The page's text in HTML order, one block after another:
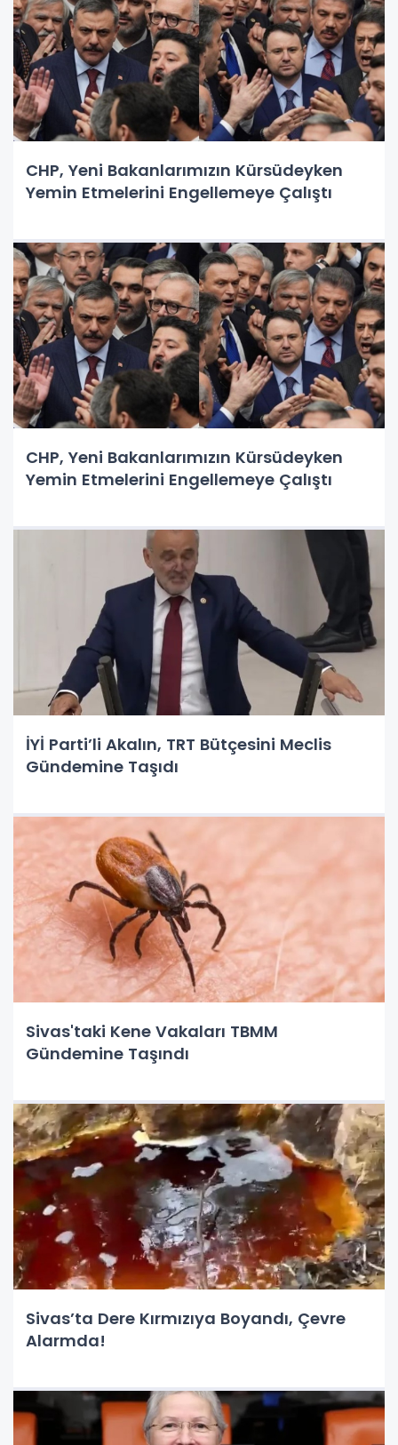
CHP, Yeni Bakanlarımızın Kürsüdeyken
Yemin Etmelerini Engellemeye Çalıştı
CHP, Yeni Bakanlarımızın Kürsüdeyken
Yemin Etmelerini Engellemeye Çalıştı
İYİ Parti’li Akalın, TRT Bütçesini Meclis
Gündemine Taşıdı
Sivas'taki Kene Vakaları TBMM
Gündemine Taşındı
Sivas’ta Dere Kırmızıya Boyandı, Çevre
Alarmda!